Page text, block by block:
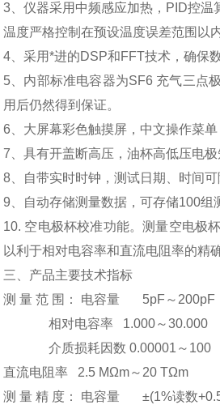
3、仪器采用中频感应加热，PID控
温度严格控制在预设温度误差范围以内
4、采用*进的DSP和FFT技术，确保
5、内部标准电容器为SF6 充气三点
用后仍然得到保证。
6、大屏幕彩色触摸屏，中文操作菜
7、具有开盖断高压，油杯高低压电
8、自带实时时钟，测试日期、时间
9、自动存储测量数据，可存储100组
10. 空电极杯校准功能。测量空电极
以利于相对电容率和直流电阻率的精
三、产品主要技术指标
测 量 范 围： 电容量 5pF～200pF
相对电容率 1.000～30.000
介质损耗因数 0.00001～100
直流电阻率 2.5 MΩm～20 TΩm
测 量 精 度： 电容量 ±(1%读数